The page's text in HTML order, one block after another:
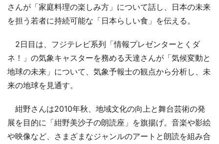
さんが「家庭料理の楽しみ方」について話し、日本の未来
を担う若者に持続可能な「日本らしい食」を伝える。
2日目は、フジテレビ系列「情報プレゼンターとくダ
ネ！」の気象キャスターを務める天達さんが「気候変動と
地球の未来」について、気象予報士の観点から分析し、未
来の地球を見通す。
紺野さんは2010年秋、地域文化の向上と舞台芸術の発
展を目的に「紺野美沙子の朗読座」を旗揚げ。音楽や影絵
や映像など、さまざまなジャンルのアートと朗読を組み合